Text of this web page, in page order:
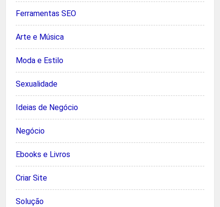
Ferramentas SEO
Arte e Música
Moda e Estilo
Sexualidade
Ideias de Negócio
Negócio
Ebooks e Livros
Criar Site
Solução